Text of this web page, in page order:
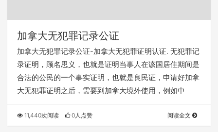
加拿大无犯罪记录公证
加拿大无犯罪记录公证-加拿大无犯罪证明认证. 无犯罪记
录证明，顾名思义，也就是证明当事人在该国居住期间是
合法的公民的一个事实证明，也就是良民证，申请好加拿
大无犯罪证明之后，需要到加拿大境外使用，例如中
11,440次阅读 0人点赞 阅读全文